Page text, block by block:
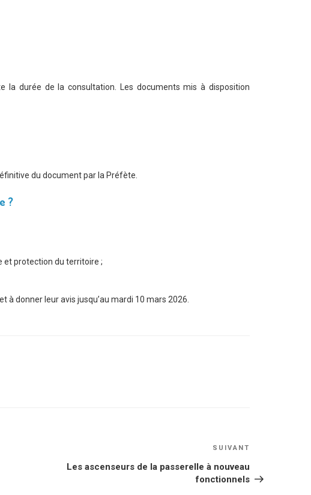
la durée de la consultation. Les documents mis à disposition
du document par la Préfète.
?
et protection du territoire ;
à donner leur avis jusqu’au mardi 10 mars 2026.
SUIVANT
Les ascenseurs de la passerelle à nouveau
fonctionnels